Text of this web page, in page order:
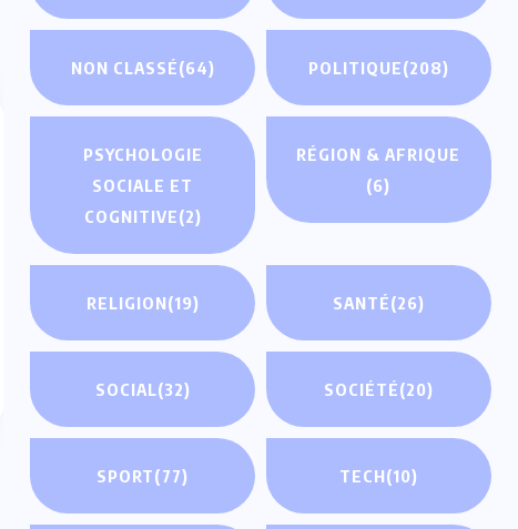
NON CLASSÉ(64) POLITIQUE(208)
PSYCHOLOGIE
SOCIALE ET
COGNITIVE(2)
RÉGION & AFRIQUE
(6)
RELIGION(19) SANTÉ(26)
SOCIAL(32) SOCIÉTÉ(20)
SPORT(77) TECH(10)